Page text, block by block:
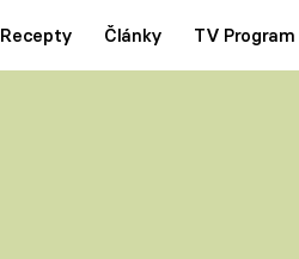
Recepty Články TV Program